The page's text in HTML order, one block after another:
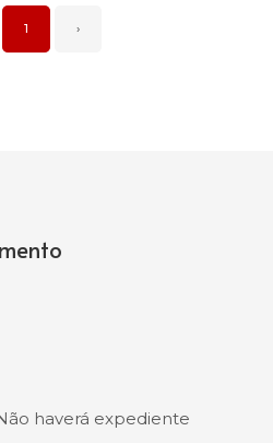
1 ›
haverá expediente